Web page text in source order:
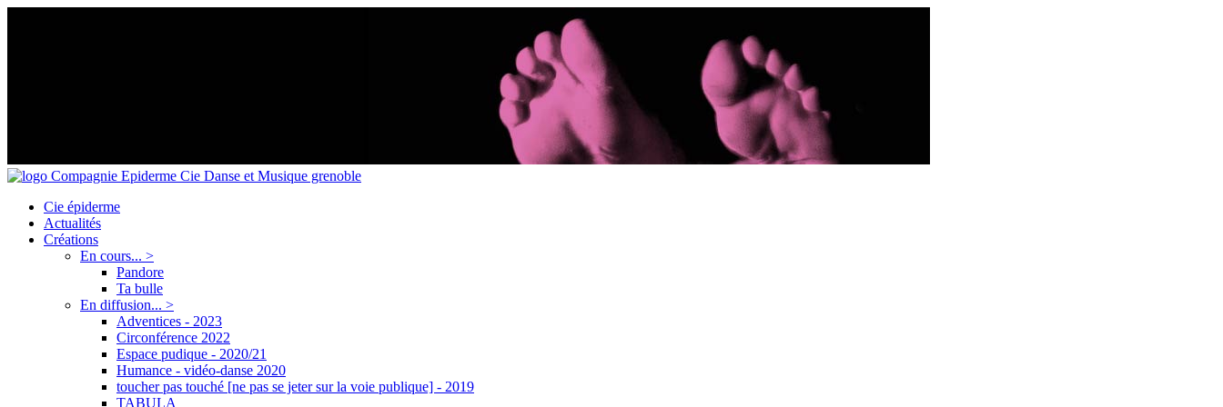
Cie épiderme
Actualités
Créations
En cours... >
Pandore
Ta bulle
En diffusion... >
Adventices - 2023
Circonférence 2022
Espace pudique - 2020/21
Humance - vidéo-danse 2020
toucher pas touché [ne pas se jeter sur la voie publique] - 2019
TABULA